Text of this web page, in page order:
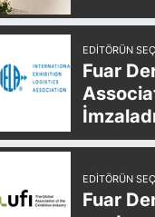
EDITÖRÜN
Fuar
EDITÖRÜN
Fuar